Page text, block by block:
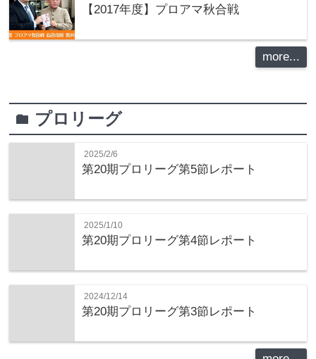
【2017年度】プロアマ秋合戦
more...
folder プロリーグ
2025/2/6
第20期プロリーグ第5節レポート
2025/1/10
第20期プロリーグ第4節レポート
2024/12/14
第20期プロリーグ第3節レポート